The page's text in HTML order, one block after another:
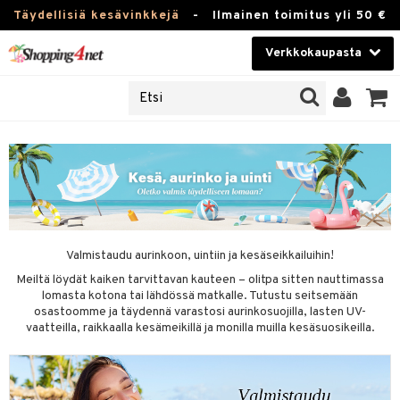
Täydellisiä kesävinkkejä - Ilmainen toimitus yli 50 €
Verkkokaupasta
Luontaistuotteet
Apteekki
Koti & Sisustus
Lelut, Lapsi & Vauva
Tuotemerkkejä
Kampanjat
Valmistaudu aurinkoon, uintiin ja kesäseikkailuihin!
Meiltä löydät kaiken tarvittavan kauteen – olitpa sitten nauttimassa
lomasta kotona tai lähdössä matkalle. Tutustu seitsemään
osastoomme ja täydennä varastosi aurinkosuojilla, lasten UV-
vaatteilla, raikkaalla kesämeikillä ja monilla muilla kesäsuosikeilla.
sisään
asiakastietoni
& vastauksia